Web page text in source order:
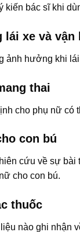
kiến bác sĩ khi
lái xe và vận
ảnh hưởng khi
thai
cho phụ nữ có
con bú
cứu về sự bài
cho con bú.
thuốc
nào ghi nhận